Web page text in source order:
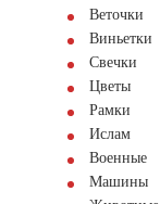
Веточки
Виньетки
Свечки
Цветы
Рамки
Ислам
Военные
Машины